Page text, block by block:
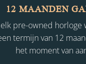
12 MAANDEN
pre-owned horloge
termijn van 12
het moment van